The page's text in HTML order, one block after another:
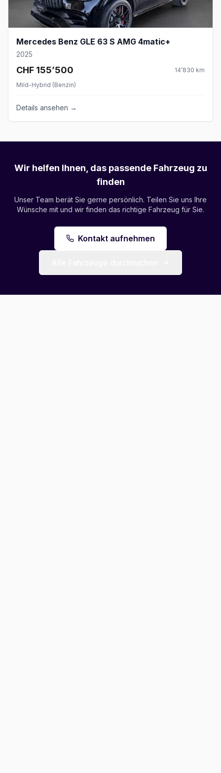
Mercedes Benz GLE 63 S AMG 4matic+
2025
CHF 155’500 14’830 km
Mild-Hybrid (Benzin)
Details ansehen →
Wir helfen Ihnen, das passende Fahrzeug zu
finden
Unser Team berät Sie gerne persönlich. Teilen Sie uns Ihre
Wünsche mit und wir finden das richtige Fahrzeug für Sie.
Kontakt aufnehmen